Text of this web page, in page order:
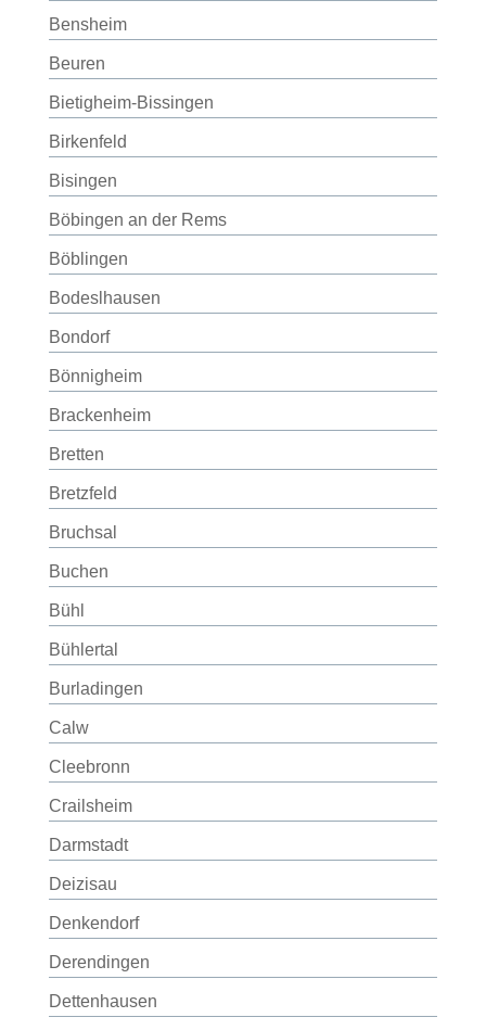
Bensheim
Beuren
Bietigheim-Bissingen
Birkenfeld
Bisingen
Böbingen an der Rems
Böblingen
Bodeslhausen
Bondorf
Bönnigheim
Brackenheim
Bretten
Bretzfeld
Bruchsal
Buchen
Bühl
Bühlertal
Burladingen
Calw
Cleebronn
Crailsheim
Darmstadt
Deizisau
Denkendorf
Derendingen
Dettenhausen